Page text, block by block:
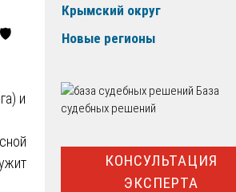
🛡️
и
Крымский округ
Новые регионы
База
судебных решений
КОНСУЛЬТАЦИЯ
ЭКСПЕРТА